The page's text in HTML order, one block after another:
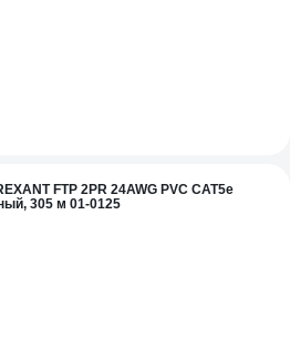
FTP 2PR 24AWG PVC CAT5e
305 м 01-0125